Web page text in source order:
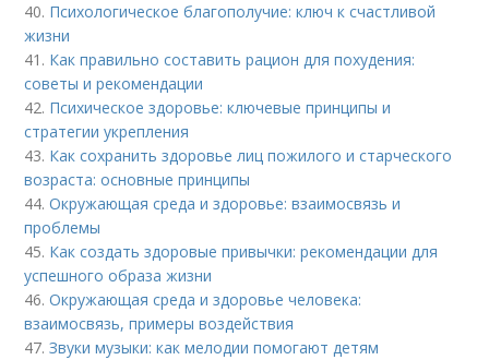
40. Психологическое благополучие: ключ к счастливой
жизни
41. Как правильно составить рацион для похудения:
советы и рекомендации
42. Психическое здоровье: ключевые принципы и
стратегии укрепления
43. Как сохранить здоровье лиц пожилого и старческого
возраста: основные принципы
44.Окружающая среда и здоровье: взаимосвязь и
проблемы
45. Как создать здоровые привычки: рекомендации для
успешного образа жизни
46.Окружающая среда и здоровье человека:
взаимосвязь, примеры воздействия
47.Звуки музыки: как мелодии помогают детям